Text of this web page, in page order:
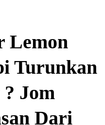
Lemon
Turunkan
Jom
Dari